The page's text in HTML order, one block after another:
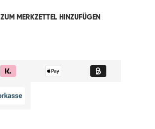
ZUM MERKZETTEL HINZUFÜGEN